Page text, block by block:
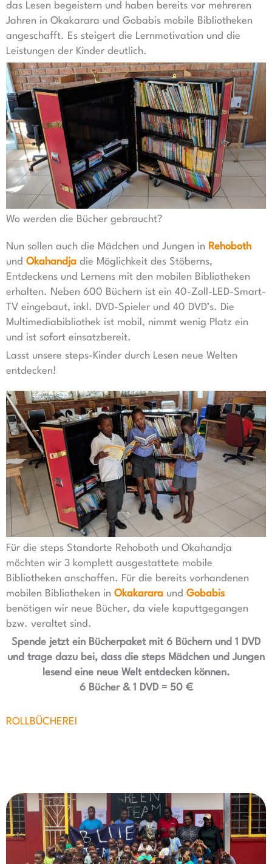
das Lesen begeistern und haben bereits vor mehreren
Jahren in Okakarara und Gobabis mobile Bibliotheken
angeschafft. Es steigert die Lernmotivation und die
Leistungen der Kinder deutlich.
Wo werden die Bücher gebraucht?
Nun sollen auch die Mädchen und Jungen in Rehoboth
und Okahandja die Möglichkeit des Stöberns,
Entdeckens und Lernens mit den mobilen Bibliotheken
erhalten. Neben 600 Büchern ist ein 40-Zoll-LED-Smart-
TV eingebaut, inkl. DVD-Spieler und 40 DVD’s. Die
Multimediabibliothek ist mobil, nimmt wenig Platz ein
und ist sofort einsatzbereit.
Lasst unsere steps-Kinder durch Lesen neue Welten
entdecken!
Für die steps Standorte Rehoboth und Okahandja
möchten wir 3 komplett ausgestattete mobile
Bibliotheken anschaffen. Für die bereits vorhandenen
mobilen Bibliotheken in Okakarara und Gobabis
benötigen wir neue Bücher, da viele kaputtgegangen
bzw. veraltet sind.
Spende jetzt ein Bücherpaket mit 6 Büchern und 1 DVD
und trage dazu bei, dass die steps Mädchen und Jungen
lesend eine neue Welt entdecken können.
6 Bücher & 1 DVD = 50 €
ROLLBÜCHEREI